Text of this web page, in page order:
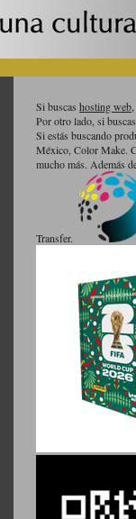
Si buscas hosting web,
Por otro lado, si
Si estás buscando
México, Color Make.
mucho más. Además
Transfer.